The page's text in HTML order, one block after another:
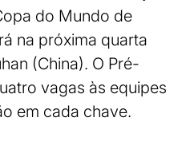
do Mundo de
na próxima quarta
(China). O Pré-
vagas às equipes
em cada chave.